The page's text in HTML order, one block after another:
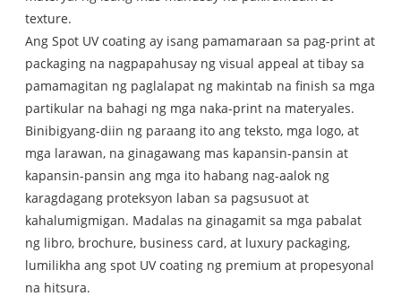
texture.
Ang Spot UV coating ay isang pamamaraan sa pag-print at
packaging na nagpapahusay ng visual appeal at tibay sa
pamamagitan ng paglalapat ng makintab na finish sa mga
partikular na bahagi ng mga naka-print na materyales.
Binibigyang-diin ng paraang ito ang teksto, mga logo, at
mga larawan, na ginagawang mas kapansin-pansin at
kapansin-pansin ang mga ito habang nag-aalok ng
karagdagang proteksyon laban sa pagsusuot at
kahalumigmigan. Madalas na ginagamit sa mga pabalat
ng libro, brochure, business card, at luxury packaging,
lumilikha ang spot UV coating ng premium at propesyonal
na hitsura.